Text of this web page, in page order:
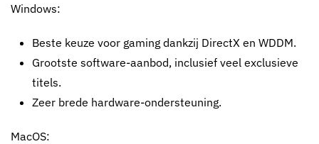
Windows:
Beste keuze voor gaming dankzij DirectX en WDDM.
Grootste software-aanbod, inclusief veel exclusieve
titels.
Zeer brede hardware-ondersteuning.
MacOS: